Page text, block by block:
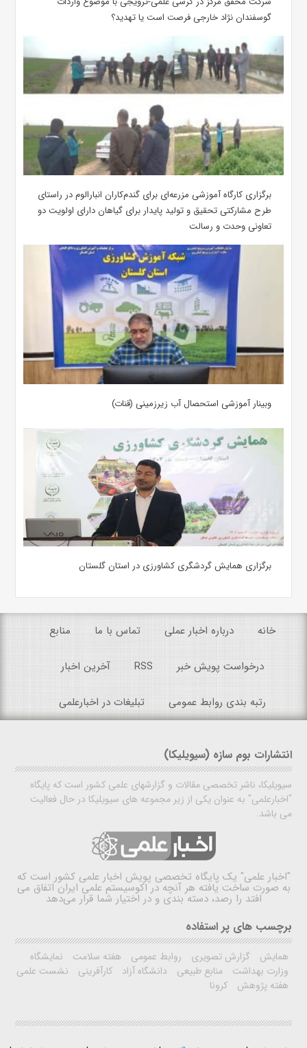
گوسفندان نژاد خارجی فرصت است یا تهدید؟
برگزاری کارگاه آموزشی مزرعه‌ای برای گندم‌کاران انبارالوم در راستای
طرح مشارکتی تحقیق و تولید پایدار برای گیاهان دارای اولویت دو
تعاونی وحدت و رسالت
وبینار آموزشی استحصال آب زیرزمینی (قنات)
برگزاری همایش گردشگری کشاورزی در استان گلستان
خانه درباره اخبار عملی تماس با ما منابع
درخواست پویش خبر RSS آخرین اخبار
رتبه بندی روابط عمومی تبلیغات در اخبارعلمی
انتشارات بوم سازه (سیویلیکا)
سیویلیکا، ناشر تخصصی مقالات و گزارشهای علمی کشور است که پایگاه
"اخبارعلمی" به عنوان یکی از زیر مجموعه های سیویلیکا در حال فعالیت
می باشد.
"اخبار علمی" یک پایگاه تخصصی پویش اخبار علمی کشور است که
به صورت ساخت یافته هر آنچه در اکوسیستم علمی ایران اتفاق می
افتد را رصد، دسته بندی و در اختیار شما قرار می‌دهد
برچسب های پر استفاده
همایش گزارش تصویری روابط عمومی هفته سلامت
نمایشگاه
وزارت بهداشت
منابع طبیعی دانشگاه آزاد کارآفرینی
نشست علمی
هفته پژوهش
کرونا